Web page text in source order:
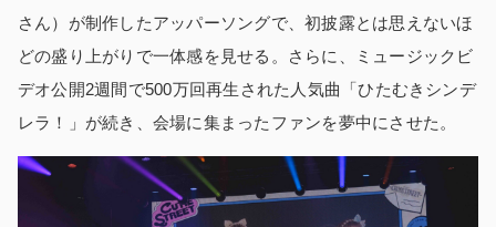
さん）が制作したアッパーソングで、初披露とは思えないほ
どの盛り上がりで一体感を見せる。さらに、ミュージックビ
デオ公開2週間で500万回再生された人気曲「ひたむきシンデ
レラ！」が続き、会場に集まったファンを夢中にさせた。